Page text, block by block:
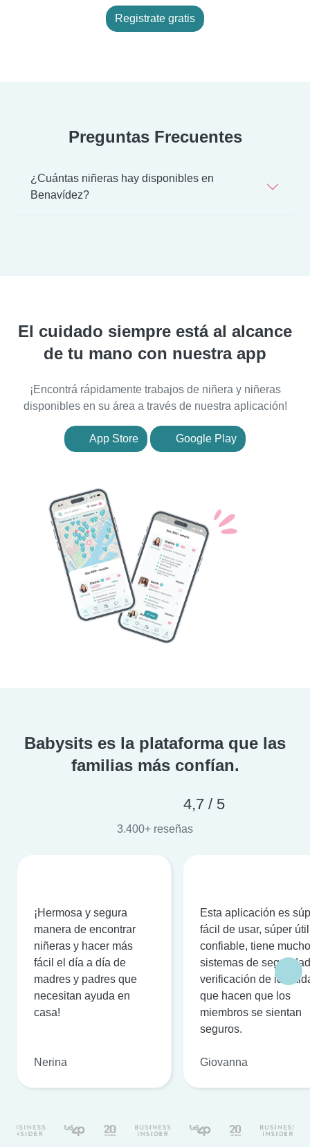
Registrate gratis
Preguntas Frecuentes
¿Cuántas niñeras hay disponibles en
Benavídez?
El cuidado siempre está al alcance
de tu mano con nuestra app
¡Encontrá rápidamente trabajos de niñera y niñeras
disponibles en su área a través de nuestra aplicación!
App Store Google Play
Babysits es la plataforma que las
familias más confían.
4,7 / 5
3.400+ reseñas
¡Hermosa y segura
manera de encontrar
niñeras y hacer más
fácil el día a día de
madres y padres que
necesitan ayuda en
casa!
Nerina
Esta aplicación es
fácil de usar, súper
confiable, tiene
sistemas de
verificación de
que hacen que los
miembros se sientan
seguros.
Giovanna